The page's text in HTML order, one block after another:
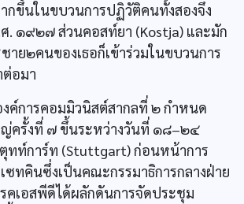
ขึ้นในขบวนการปฏิวัติคนทั้งสองจึง
. ๑๙๒๗ ส่วนคอสท์ยา (Kostja) และมัก
าย๒คนของเธอก็เข้าร่วมในขบวนการ
ต่อมา
ค์การคอมมิวนิสต์สากลที่ ๒ กำหนด
ครั้งที่ ๗ ขึ้นระหว่างวันที่ ๑๘–๒๔
ทท์การ์ท (Stuttgart) ก่อนหน้าการ
ทคินซึ่งเป็นคณะกรรมาธิการกลางฝ่าย
คเอสพีดีได้ผลักดันการจัดประชุม